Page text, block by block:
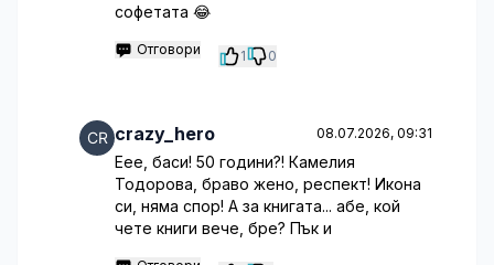
софетата 😂
Отговори 1 0
crazy_hero 08.07.2026, 09:31
Еее, баси! 50 години?! Камелия
Тодорова, браво жено, респект! Икона
си, няма спор! А за книгата... абе, кой
чете книги вече, бре? Пък и